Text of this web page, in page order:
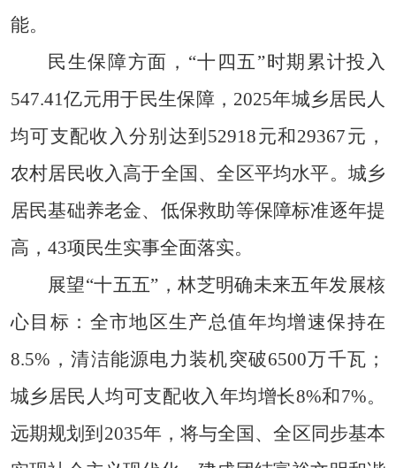
能。
民生保障方面，“十四五”时期累计投入
547.41亿元用于民生保障，2025年城乡居民人
均可支配收入分别达到52918元和29367元，
农村居民收入高于全国、全区平均水平。城乡
居民基础养老金、低保救助等保障标准逐年提
高，43项民生实事全面落实。
展望“十五五”，林芝明确未来五年发展核
心目标：全市地区生产总值年均增速保持在
8.5%，清洁能源电力装机突破6500万千瓦；
城乡居民人均可支配收入年均增长8%和7%。
远期规划到2035年，将与全国、全区同步基本